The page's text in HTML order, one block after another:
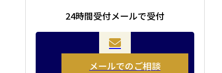
24時間受付メールで受付
メールでのご相談